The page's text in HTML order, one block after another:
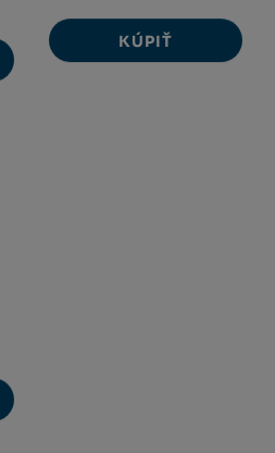
KÚPIŤ